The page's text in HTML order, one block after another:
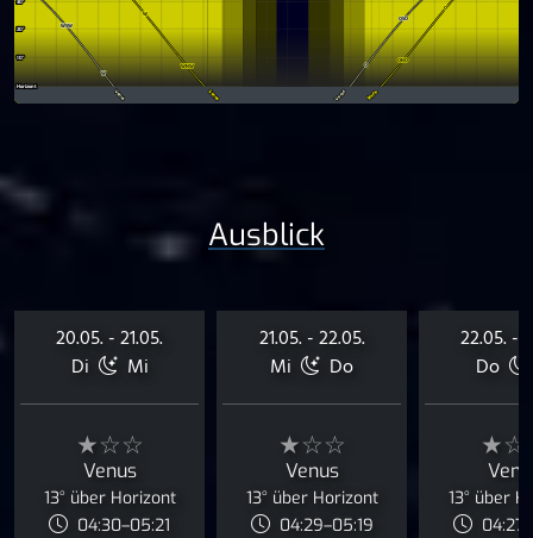
Ausblick
20.05. - 21.05.
Di
Mi
★☆☆
Venus
13° über Horizont
04:30–05:21
21.05. - 22.05.
Mi
Do
★☆☆
Venus
13° über Horizont
04:29–05:19
22.05. -
Do
13° über